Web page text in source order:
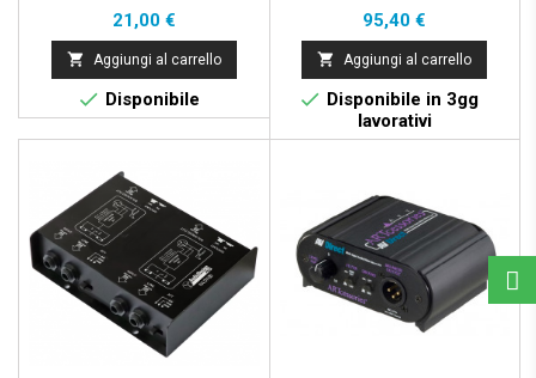
Prezzo
21,00 €
 Aggiungi al carrello
 Disponibile
Prezzo
95,40 €
 Aggiungi al carrello
 Disponibile in 3gg
lavorativi